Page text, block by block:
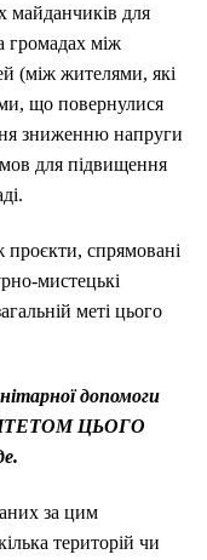
майданчиків для
громадах між
(між жителями, які
що повернулися
зниженню напруги
для підвищення
спрямовані
мистецькі
меті цього
допомоги
ЦЬОГО
за цим
територій чи